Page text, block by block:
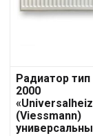
Радиатор тип
2000
(Viessmann)